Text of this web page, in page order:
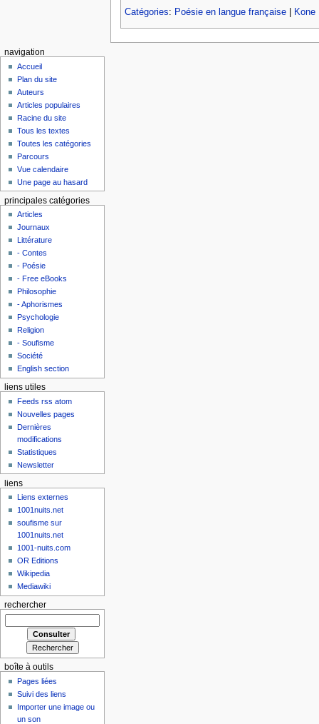
Catégories: Poésie en langue française| Kone
navigation
Accueil
Plan du site
Auteurs
Articles populaires
Racine du site
Tous les textes
Toutes les catégories
Parcours
Vue calendaire
Une page au hasard
principales catégories
Articles
Journaux
Littérature
- Contes
- Poésie
- Free eBooks
Philosophie
- Aphorismes
Psychologie
Religion
- Soufisme
Société
English section
liens utiles
Feeds rss atom
Nouvelles pages
Dernières
modifications
Statistiques
Newsletter
liens
Liens externes
1001nuits.net
soufisme sur
1001nuits.net
1001-nuits.com
OR Editions
Wikipedia
Mediawiki
rechercher
boîte à outils
Pages liées
Suivi des liens
Importer une image ou
un son